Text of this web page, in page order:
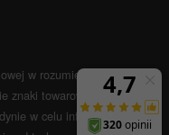
w rozumieniu Art.66 par.1
znaki towarowe i nazwy firm
w celu informacyjnym.